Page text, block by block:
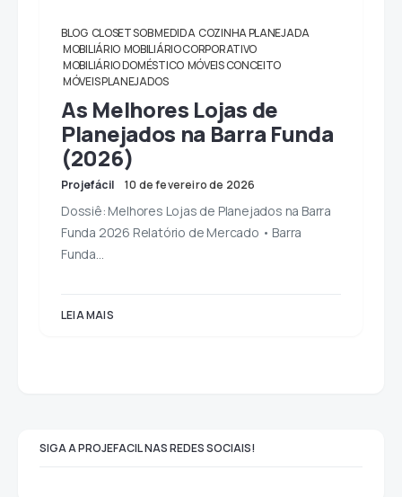
BLOG CLOSET SOB MEDIDA COZINHA PLANEJADA
MOBILIÁRIO MOBILIÁRIO CORPORATIVO
MOBILIÁRIO DOMÉSTICO MÓVEIS CONCEITO
MÓVEIS PLANEJADOS
As Melhores Lojas de
Planejados na Barra Funda
(2026)
Projefácil 10 de fevereiro de 2026
Dossiê: Melhores Lojas de Planejados na Barra
Funda 2026 Relatório de Mercado • Barra
Funda…
LEIA MAIS
SIGA A PROJEFACIL NAS REDES SOCIAIS!